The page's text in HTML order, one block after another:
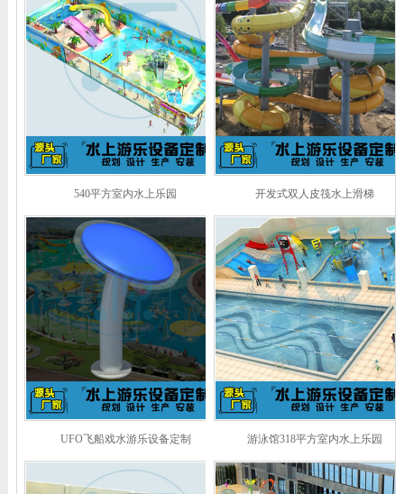
540平方室内水上乐园 开发式双人皮筏水上滑梯
UFO飞船戏水游乐设备定制 游泳馆318平方室内水上乐园